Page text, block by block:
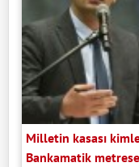
Milletin kasası
Bankamatik